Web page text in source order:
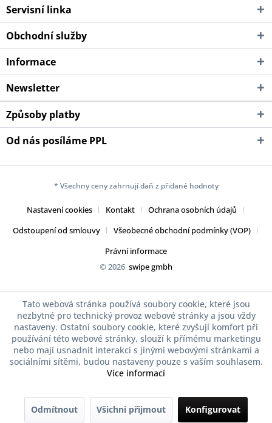
Servisní linka
Obchodní služby
Informace
Newsletter
Způsoby platby
Od nás posíláme PPL
* Všechny ceny zahrnují daň z přidané hodnoty
Nastavení cookies Kontakt
Ochrana osobních údajů
Odstoupení od smlouvy
Všeobecné obchodní podmínky (VOP)
Právní informace
© 2026 swipe gmbh
Tato webová stránka používá soubory cookie, které jsou
nezbytné pro technický provoz webové stránky a jsou vždy
nastaveny. Ostatní soubory cookie, které zvyšují komfort při
používání této webové stránky, slouží k přímému marketingu
nebo mají usnadnit interakci s jinými webovými stránkami a
sociálními sítěmi, budou nastaveny pouze s vaším souhlasem.
Více informací
Odmítnout Všichni přijmout Konfigurovat